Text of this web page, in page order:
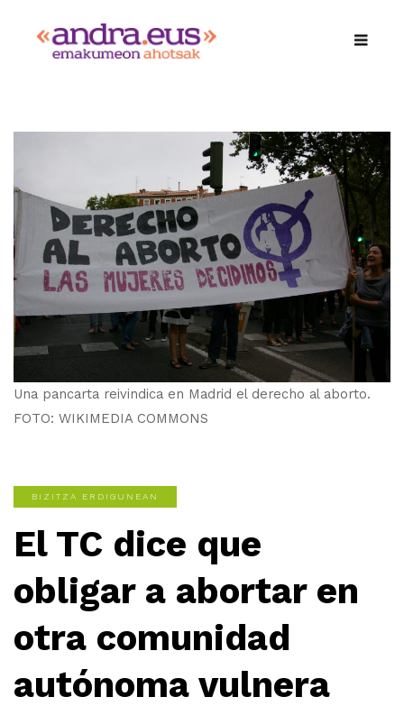
Una pancarta reivindica en Madrid el derecho al aborto.
FOTO: WIKIMEDIA COMMONS
BIZITZA ERDIGUNEAN
El TC dice que
obligar a abortar en
otra comunidad
autónoma vulnera